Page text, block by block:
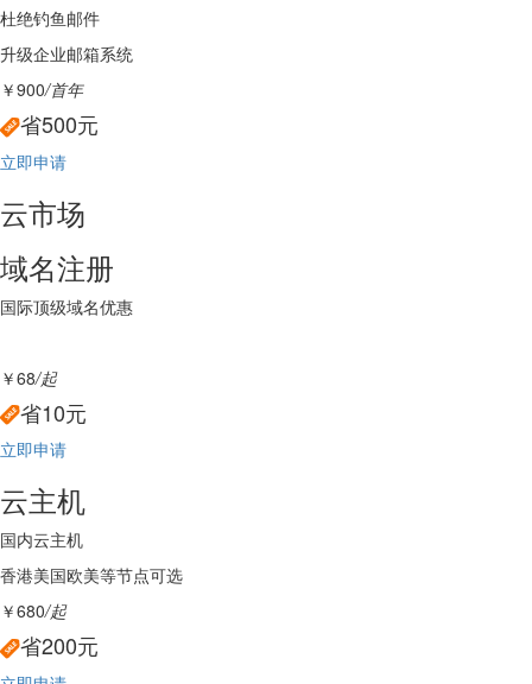
杜绝钓鱼邮件
升级企业邮箱系统
￥900/首年
省500元
立即申请
云市场
域名注册
国际顶级域名优惠
￥68/起
省10元
立即申请
云主机
国内云主机
香港美国欧美等节点可选
￥680/起
省200元